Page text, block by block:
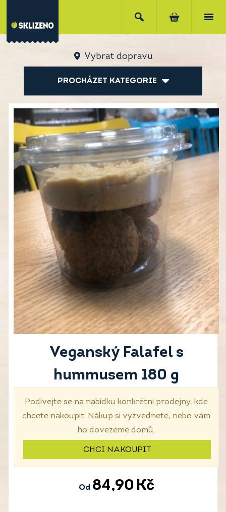
Vybrat dopravu
PROCHÁZET KATEGORIE
Veganský Falafel s
hummusem 180 g
Podívejte se na nabídku konkrétní prodejny, kde
chcete nakoupit. Nákup si vyzvednete, nebo vám
ho dovezeme domů.
CHCI NAKOUPIT
Od 84,90 Kč